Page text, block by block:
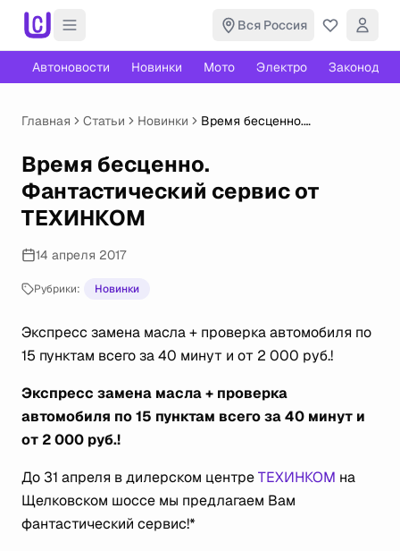
Вся Россия
Автоновости Новинки Мото Электро
Главная Статьи Новинки
Время бесценно.
Время бесценно.
Фантастический сервис от
ТЕХИНКОМ
14 апреля 2017
Рубрики: Новинки
Экспресс замена масла + проверка автомобиля по
15 пунктам всего за 40 минут и от 2 000 руб.!
Экспресс замена масла + проверка
автомобиля по 15 пунктам всего за 40 минут и
от 2 000 руб.!
До 31 апреля в дилерском центреТЕХИНКОМ на
Щелковском шоссе мы предлагаем Вам
фантастический сервис!*